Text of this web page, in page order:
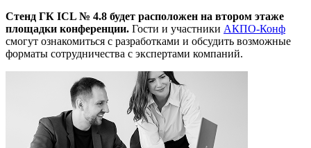
Стенд ГК ICL № 4.8 будет расположен на втором этаже
площадки конференции. Гости и участники АКПО-Конф
смогут ознакомиться с разработками и обсудить возможные
форматы сотрудничества с экспертами компаний.